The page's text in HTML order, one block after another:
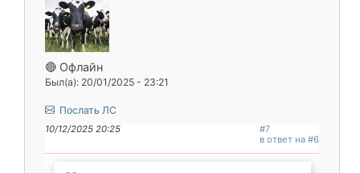
🔴 Офлайн
Был(а): 20/01/2025 - 23:21
Послать ЛС
10/12/2025 20:25
#7
в ответ на #6